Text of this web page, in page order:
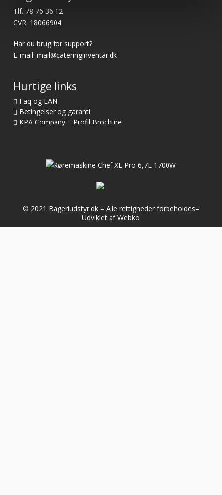
Tlf. 78 76 36 12
CVR. 18066904
Har du brug for support?
E-mail: mail@cateringinventar.dk
Hurtige links
Faq og EAN
Betingelser og garanti
KPA Company – Profil Brochure
© 2021 Bageriudstyr.dk – Alle rettigheder forbeholdes–
Udviklet af Webko